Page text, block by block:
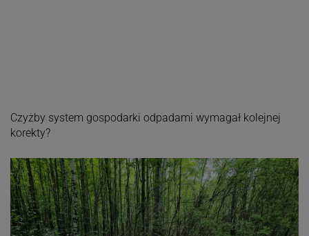
Czyżby system gospodarki odpadami wymagał kolejnej
korekty?